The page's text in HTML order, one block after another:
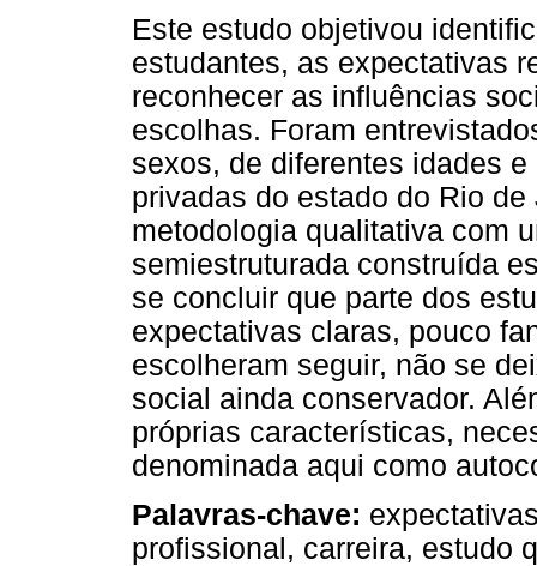
Este estudo objetivou
estudantes, as expectativas
reconhecer as influências
escolhas. Foram
sexos, de diferentes idades
privadas do estado do Rio
metodologia qualitativa com
semiestruturada construída
se concluir que parte dos
expectativas claras, pouco
escolheram seguir, não se
social ainda conservador.
próprias características,
denominada aqui como
Palavras-chave:
profissional, carreira, estudo